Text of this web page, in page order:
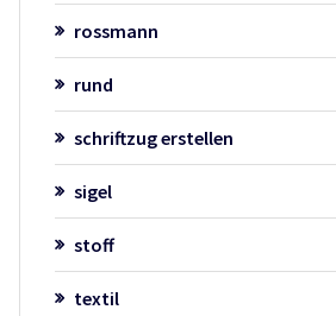
rossmann
rund
schriftzug erstellen
sigel
stoff
textil